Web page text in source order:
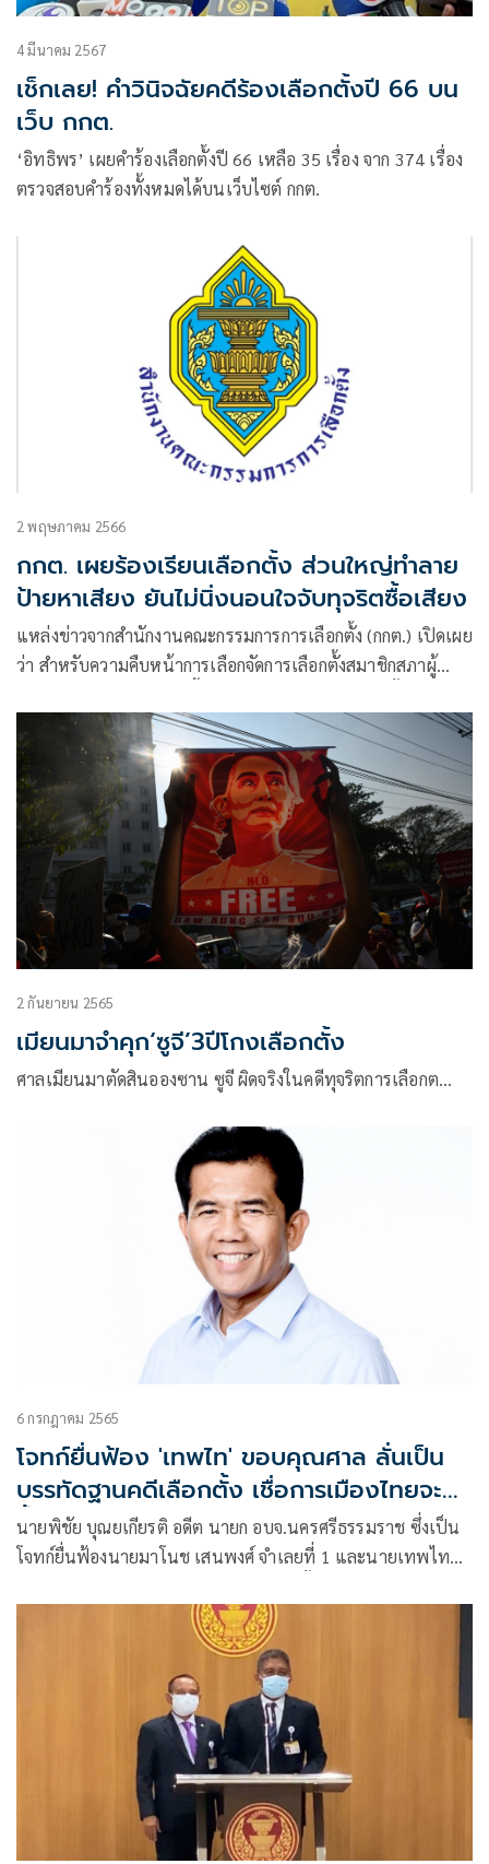
4 มีนาคม 2567
เช็กเลย! คำวินิจฉัยคดีร้องเลือกตั้งปี 66 บน
เว็บ กกต.
‘อิทธิพร’ เผยคำร้องเลือกตั้งปี 66 เหลือ 35 เรื่อง จาก 374 เรื่อง
ตรวจสอบคำร้องทั้งหมดได้บนเว็บไซต์ กกต.
2 พฤษภาคม 2566
กกต. เผยร้องเรียนเลือกตั้ง ส่วนใหญ่ทำลาย
ป้ายหาเสียง ยันไม่นิ่งนอนใจจับทุจริตซื้อเสียง
แหล่งข่าวจากสำนักงานคณะกรรมการการเลือกตั้ง (กกต.) เปิดเผย
ว่า สำหรับความคืบหน้าการเลือกจัดการเลือกตั้งสมาชิกสภาผู้
จัดการเลือกตั้งล่วงหน้าในวันที่ 7 พ.ค. และวันเลือกตั้งทั่วไป 14
พ.ค.
2 กันยายน 2565
เมียนมาจำคุก‘ซูจี’3ปีโกงเลือกตั้ง
ศาลเมียนมาตัดสินอองซาน ซูจี ผิดจริงในคดีทุจริตการเลือกต…
6 กรกฎาคม 2565
โจทก์ยื่นฟ้อง 'เทพไท' ขอบคุณศาล ลั่นเป็น
บรรทัดฐานคดีเลือกตั้ง เชื่อการเมืองไทยจะดี
ขึ้น
นายพิชัย บุณยเกียรติ อดีต นายก อบจ.นครศรีธรรมราช ซึ่งเป็น
โจทก์ยื่นฟ้องนายมาโนช เสนพงศ์ จำเลยที่ 1 และนายเทพไท
อบจ.นครศรีธรรมราช เมื่อปี 2557